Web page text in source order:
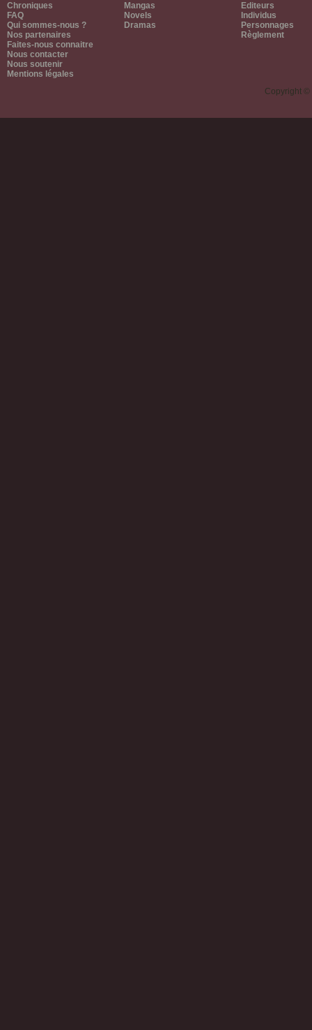
Chroniques
FAQ
Qui sommes-nous ?
Nos partenaires
Faites-nous connaitre
Nous contacter
Nous soutenir
Mentions légales
Mangas
Novels
Dramas
Editeurs
Individus
Personnages
Règlement
Copyright ©